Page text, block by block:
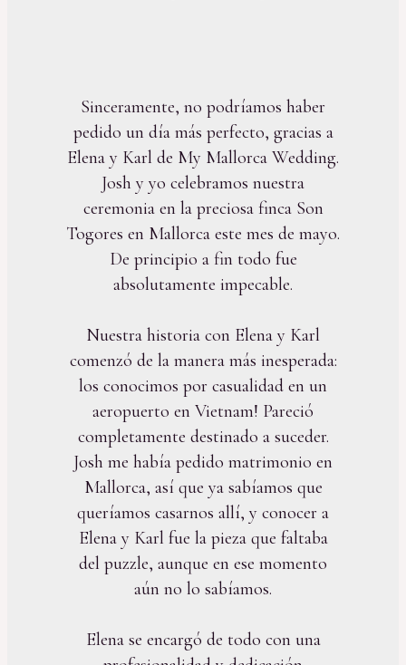
Sinceramente, no podríamos haber
pedido un día más perfecto, gracias a
Elena y Karl de My Mallorca Wedding.
Josh y yo celebramos nuestra
ceremonia en la preciosa finca Son
Togores en Mallorca este mes de mayo.
De principio a fin todo fue
absolutamente impecable.
Nuestra historia con Elena y Karl
comenzó de la manera más inesperada:
los conocimos por casualidad en un
aeropuerto en Vietnam! Pareció
completamente destinado a suceder.
Josh me había pedido matrimonio en
Mallorca, así que ya sabíamos que
queríamos casarnos allí, y conocer a
Elena y Karl fue la pieza que faltaba
del puzzle, aunque en ese momento
aún no lo sabíamos.
Elena se encargó de todo con una